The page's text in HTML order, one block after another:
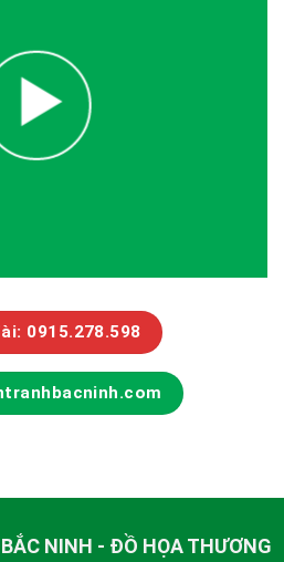
0915.278.598
NINH - ĐỒ HỌA THƯƠNG